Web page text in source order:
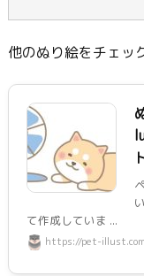
他のぬり絵をチェッ
て作成していま ...
https://pet-